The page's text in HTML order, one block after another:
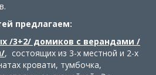
предлагаем:
/3+2/ домиков с верандами /
, состоящих из 3-х местной и 2-х
кровати, тумбочка,